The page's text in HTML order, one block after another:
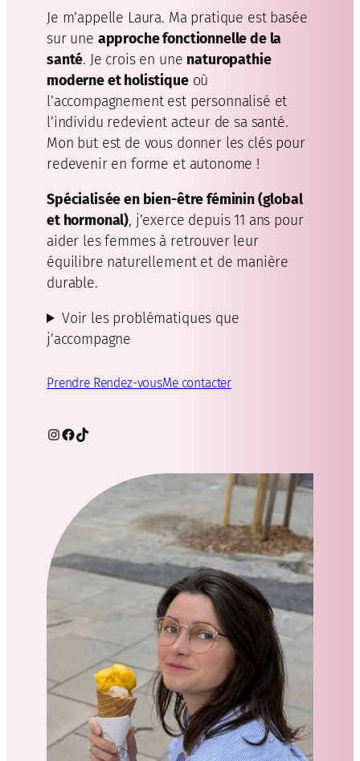
Je m’appelle Laura. Ma pratique est basée
sur une approche fonctionnelle de la
santé. Je crois en une naturopathie
moderne et holistiqueoù
l’accompagnement est personnalisé et
l’individu redevient acteur de sa santé.
Mon but est de vous donner les clés pour
redevenir en forme et autonome !
Spécialisée en bien-être féminin (global
et hormonal), j’exerce depuis 11 ans pour
aider les femmes à retrouver leur
équilibre naturellement et de manière
durable.
Voir les problématiques que
j’accompagne
Prendre Rendez-vousMe contacter
Instagram Facebook TikTok